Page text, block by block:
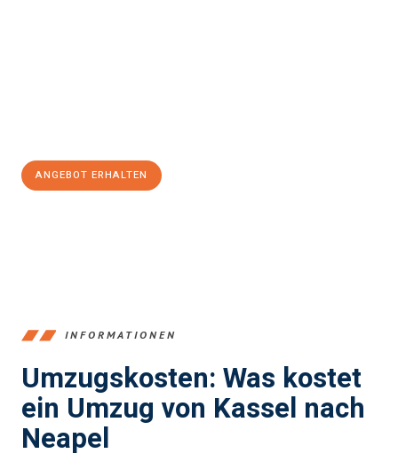
ANGEBOT ERHALTEN
INFORMATIONEN
Umzugskosten: Was kostet
ein Umzug von Kassel nach
Neapel